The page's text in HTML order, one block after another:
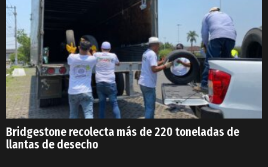
Bridgestone recolecta más de 220 toneladas de
llantas de desecho